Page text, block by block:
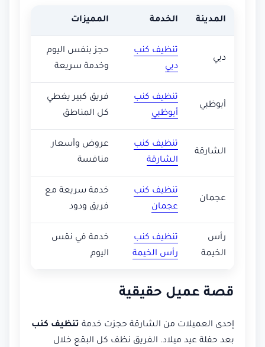
المدينة الخدمة المميزات
دبي
تنظيف كنب
دبي
حجز بنفس اليوم
وخدمة سريعة
أبوظبي
تنظيف كنب
أبوظبي
فريق كبير يغطي
كل المناطق
الشارقة
تنظيف كنب
الشارقة
عروض وأسعار
منافسة
عجمان
تنظيف كنب
عجمان
خدمة سريعة مع
فريق ودود
رأس
الخيمة
تنظيف كنب
رأس الخيمة
خدمة في نقس
اليوم
قصة عميل حقيقية
إحدى العميلات من الشارقة حجزت خدمة تنظيف كنب
بعد حفلة عيد ميلاد. الفريق نظف كل البقع خلال